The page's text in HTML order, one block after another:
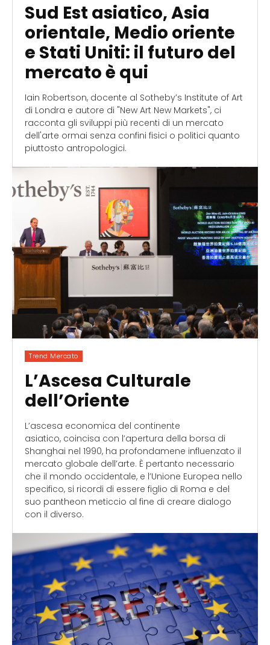
Sud Est asiatico, Asia
orientale, Medio oriente
e Stati Uniti: il futuro del
mercato è qui
Iain Robertson, docente al Sotheby’s Institute of Art
di Londra e autore di "New Art New Markets", ci
racconta gli sviluppi più recenti di un mercato
dell'arte ormai senza confini fisici o politici quanto
piuttosto antropologici.
Trend Mercato
L’Ascesa Culturale
dell’Oriente
L’ascesa economica del continente
asiatico, coincisa con l’apertura della borsa di
Shanghai nel 1990, ha profondamene influenzato il
mercato globale dell’arte. È pertanto necessario
che il mondo occidentale, e l’Unione Europea nello
specifico, si ricordi di essere figlio di Roma e del
suo pantheon meticcio al fine di creare dialogo
con il diverso.